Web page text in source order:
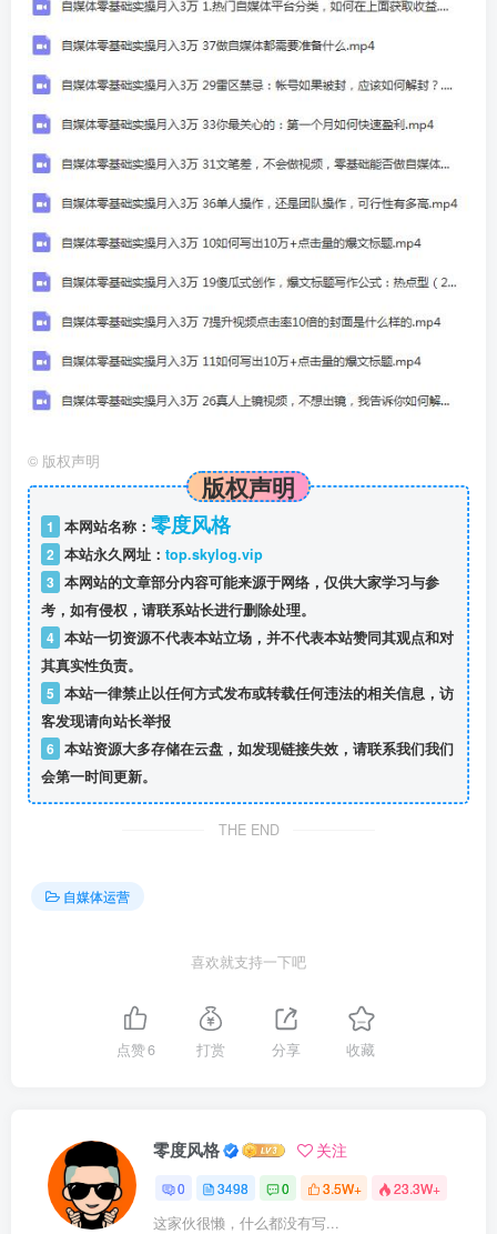
© 版权声明
版权声明
1 本网站名称： 零度风格
2 本站永久网址： top.skylog.vip
3 本网站的文章部分内容可能来源于网络，仅供大家学习与参
考，如有侵权，请联系站长进行删除处理。
4 本站一切资源不代表本站立场，并不代表本站赞同其观点和对
其真实性负责。
5 本站一律禁止以任何方式发布或转载任何违法的相关信息，访
客发现请向站长举报
6 本站资源大多存储在云盘，如发现链接失效，请联系我们我们
会第一时间更新。
THE END
自媒体运营
喜欢就支持一下吧
点赞6 打赏 分享 收藏
零度风格 关注
0 3498 0 3.5W+ 23.3W+
这家伙很懒，什么都没有写...